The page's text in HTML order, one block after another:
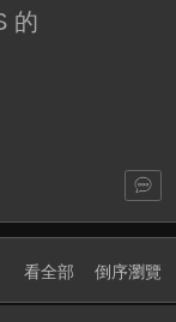
的
看全部 倒序瀏覽